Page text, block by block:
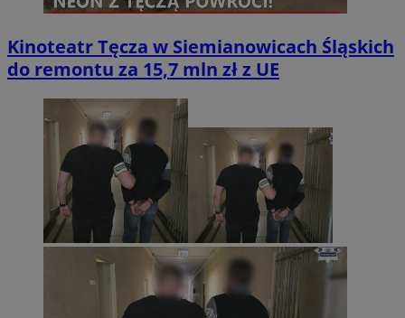
Kinoteatr Tęcza w Siemianowicach Śląskich
do remontu za 15,7 mln zł z UE